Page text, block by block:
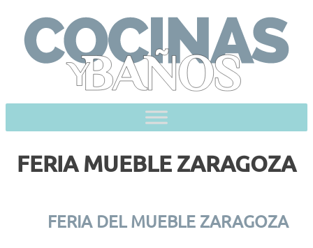
content
FERIA MUEBLE ZARAGOZA
FERIA DEL MUEBLE ZARAGOZA